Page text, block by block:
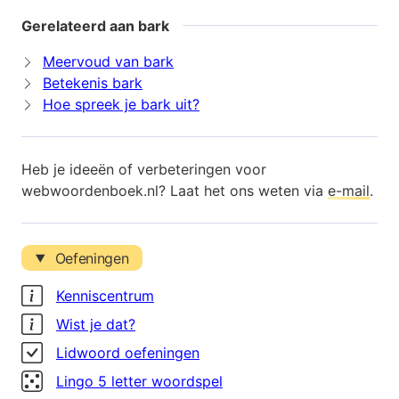
Gerelateerd aan bark
Meervoud van bark
Betekenis bark
Hoe spreek je bark uit?
Heb je ideeën of verbeteringen voor
webwoordenboek.nl? Laat het ons weten via e-mail.
Oefeningen
Kenniscentrum
Wist je dat?
Lidwoord oefeningen
Lingo 5 letter woordspel